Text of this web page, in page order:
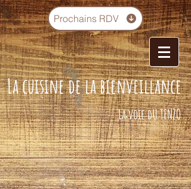
Prochains RDV
La cuisine de la bienveillance
La voie dU TENZO